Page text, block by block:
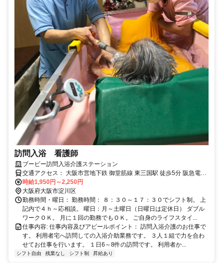
訪問入浴 看護師
ブービー訪問入浴介護ステーション
交通アクセス： 大阪市営地下鉄 御堂筋線 東三国駅 徒歩5分 阪急電鉄
宝塚線 三国駅 徒歩15分 アクセス: ・最寄り駅：大阪市営地下鉄 御堂
筋線 東三国駅 徒歩5分 ・最寄り駅：阪急電鉄 宝塚線 三国駅 徒歩15
分 ・その他の交通手段：自転車通勤可（駐車場完備）
時給1,950円～2,250円
大阪府大阪市淀川区
勤務時間・曜日： 勤務時間： ８：３０～１７：３０でシフト制。 上
記内で４ｈ～応相談。 曜日：月～土曜日（日曜日は定休日） ダブル
ワークＯＫ。 月に１回の勤務でもＯＫ。 ご自身のライフスタイ...
仕事内容: 仕事内容及びアピールポイント： 訪問入浴介護のお仕事で
す。 利用者宅へ訪問しての入浴介助業務です。 ３人１組で力を合わ
せてお仕事を行います。 １日6～8件の訪問です。 利用者か...
シフト自由 残業なし シフト制 昇給あり